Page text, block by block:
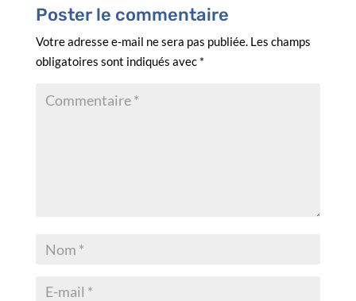
Poster le commentaire
Votre adresse e-mail ne sera pas publiée. Les champs
obligatoires sont indiqués avec *